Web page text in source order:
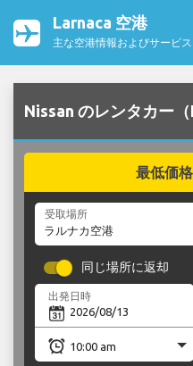
Larnaca 空港
主な空港情報およびサービス
Nissan のレンタカー（
最低価
受取場所
同じ場所に返却
出発日時